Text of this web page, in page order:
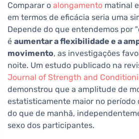
Comparar o alongamento matinal
em termos de eficácia seria uma
Depende do que entendemos por
é aumentar a flexibilidade e a
movimento, as investigações
noite. Um estudo publicado na
Journal of Strength and
demonstrou que a amplitude de
estatisticamente maior no período
do que de manhã,
sexo dos participantes.